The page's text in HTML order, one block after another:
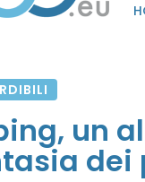
un
dei